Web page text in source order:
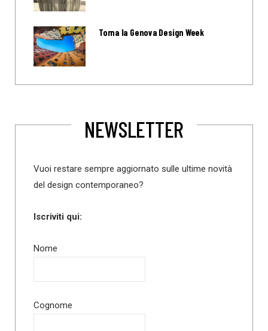
Torna la Genova Design Week
NEWSLETTER
Vuoi restare sempre aggiornato sulle ultime novità
del design contemporaneo?
Iscriviti qui:
Nome
Cognome